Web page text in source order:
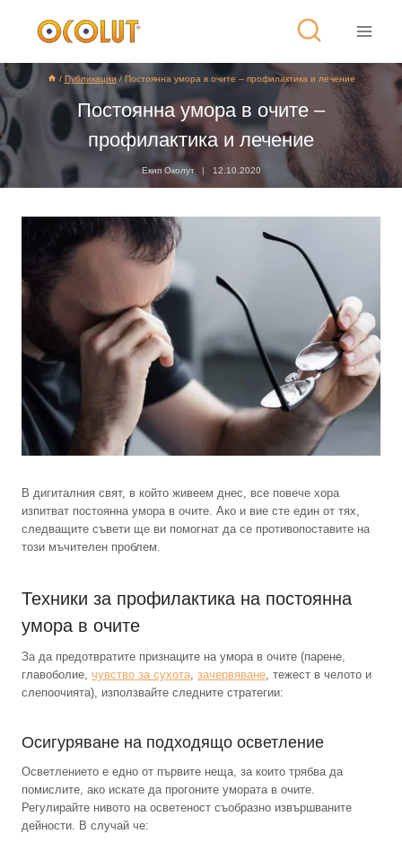
/ Публикации / Постоянна умора в очите – профилактика и лечение
Постоянна умора в очите –
профилактика и лечение
Екип Околут 12.10.2020
В дигиталния свят, в който живеем днес, все повече хора
изпитват постоянна умора в очите. Ако и вие сте един от тях,
следващите съвети ще ви помогнат да се противопоставите на
този мъчителен проблем.
Техники за профилактика на постоянна
умора в очите
За да предотвратите признаците на умора в очите (парене,
главоболие, чувство за сухота, зачервяване, тежест в челото и
слепоочията), използвайте следните стратегии:
Осигуряване на подходящо осветление
Осветлението е едно от първите неща, за които трябва да
помислите, ако искате да прогоните умората в очите.
Регулирайте нивото на осветеност съобразно извършваните
дейности. В случай че: